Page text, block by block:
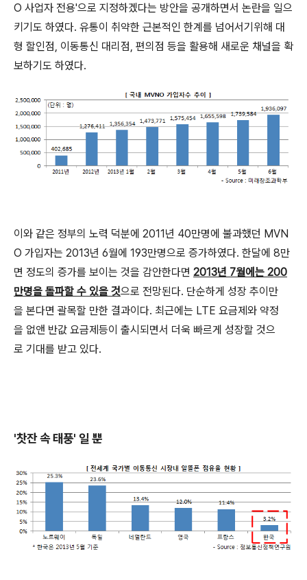
O 사업자 전용'으로 지정하겠다는 방안을 공개하면서 논란을 일으
키기도 하였다. 유통이 취약한 근본적인 한계를 넘어서기위해 대
형 할인점, 이동통신 대리점, 편의점 등을 활용해 새로운 채널을 확
보하기도 하였다.
이와 같은 정부의 노력 덕분에 2011년 40만명에 불과했던 MVN
O 가입자는 2013년 6월에 193만명으로 증가하였다. 한달에 8만
면 정도의 증가를 보이는 것을 감안한다면 2013년 7월에는 200
만명을 돌파할 수 있을 것으로 전망된다. 단순하게 성장 추이만
을 본다면 괄목할 만한 결과이다. 최근에는 LTE 요금제와 약정
을 없앤 반값 요금제등이 출시되면서 더욱 빠르게 성장할 것으
로 기대를 받고 있다.
'찻잔 속 태풍' 일 뿐